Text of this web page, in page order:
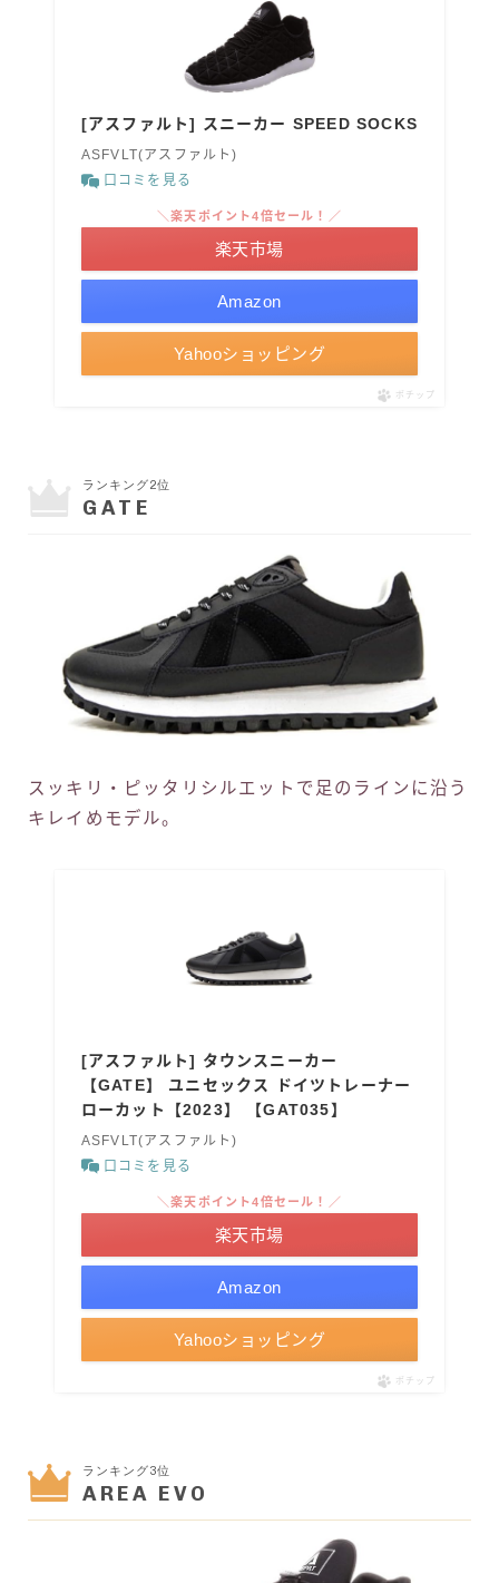
[アスファルト] スニーカー SPEED SOCKS
ASFVLT(アスファルト)
口コミを見る
Amazon
＼楽天ポイント4倍セール！／
楽天市場
Yahooショッピング
ポチップ
ランキング2位
GATE
スッキリ・ピッタリシルエットで足のラインに沿う
キレイめモデル。
[アスファルト] タウンスニーカー
【GATE】 ユニセックス ドイツトレーナー
ローカット【2023】 【GAT035】
ASFVLT(アスファルト)
口コミを見る
Amazon
＼楽天ポイント4倍セール！／
楽天市場
Yahooショッピング
ポチップ
ランキング3位
AREA EVO